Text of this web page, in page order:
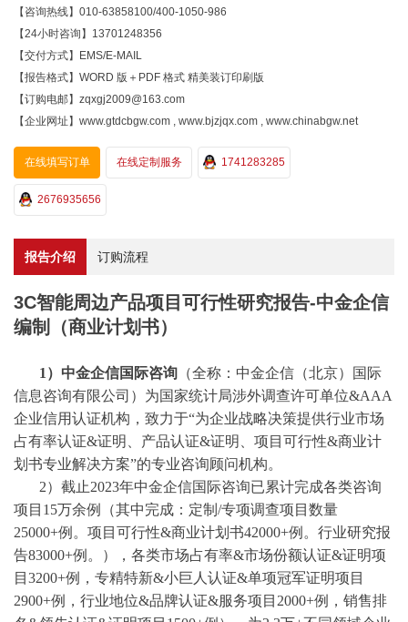
【咨询热线】010-63858100/400-1050-986
【24小时咨询】13701248356
【交付方式】EMS/E-MAIL
【报告格式】WORD 版＋PDF 格式 精美装订印刷版
【订购电邮】zqxgj2009@163.com
【企业网址】www.gtdcbgw.com , www.bjzjqx.com , www.chinabgw.net
在线填写订单 在线定制服务 1741283285
2676935656
报告介绍 订购流程
3C智能周边产品项目可行性研究报告-中金企信
编制（商业计划书）
1）中金企信国际咨询 （全称：中金企信（北京）国际
信息咨询有限公司）为国家统计局涉外调查许可单位&AAA
企业信用认证机构，致力于“为企业战略决策提供行业市场
占有率认证&证明、产品认证&证明、项目可行性&商业计
划书专业解决方案”的专业咨询顾问机构。
2）截止2023年中金企信国际咨询已累计完成各类咨询
项目15万余例（其中完成： 定制 /专项调查项目数量
25000+例。项目可行性&商业计划书42000+例。行业研究报
告83000+例。），各类市场占有率&市场份额认证&证明项
目3200+例，专精特新&小巨人认证&单项冠军证明项目
2900+例，行业地位&品牌认证&服务项目2000+例，销售排